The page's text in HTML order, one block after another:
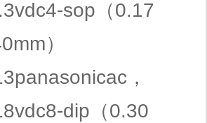
sop（0.17
）
，
dip（0.30